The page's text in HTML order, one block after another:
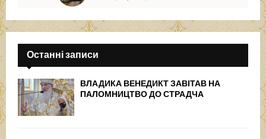
Останні записи
ВЛАДИКА ВЕНЕДИКТ ЗАВІТАВ НА
ПАЛОМНИЦТВО ДО СТРАДЧА